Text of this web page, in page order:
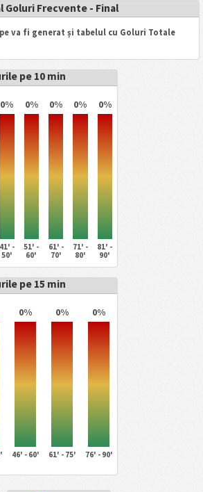
Goluri Frecvente - Final
va fi generat și tabelul cu Goluri Totale
pe 10 min
0% 0% 0% 0% 0%
41' -
50'
51' -
60'
61' -
70'
71' -
80'
81' -
90'
pe 15 min
0% 0% 0%
46' - 60' 61' - 75' 76' - 90'